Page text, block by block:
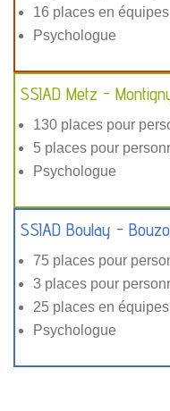
16 places en
Psychologue
SSIAD Metz -
130 places pour
5 places pour
Psychologue
SSIAD Boulay -
75 places pour
3 places pour
25 places en
Psychologue